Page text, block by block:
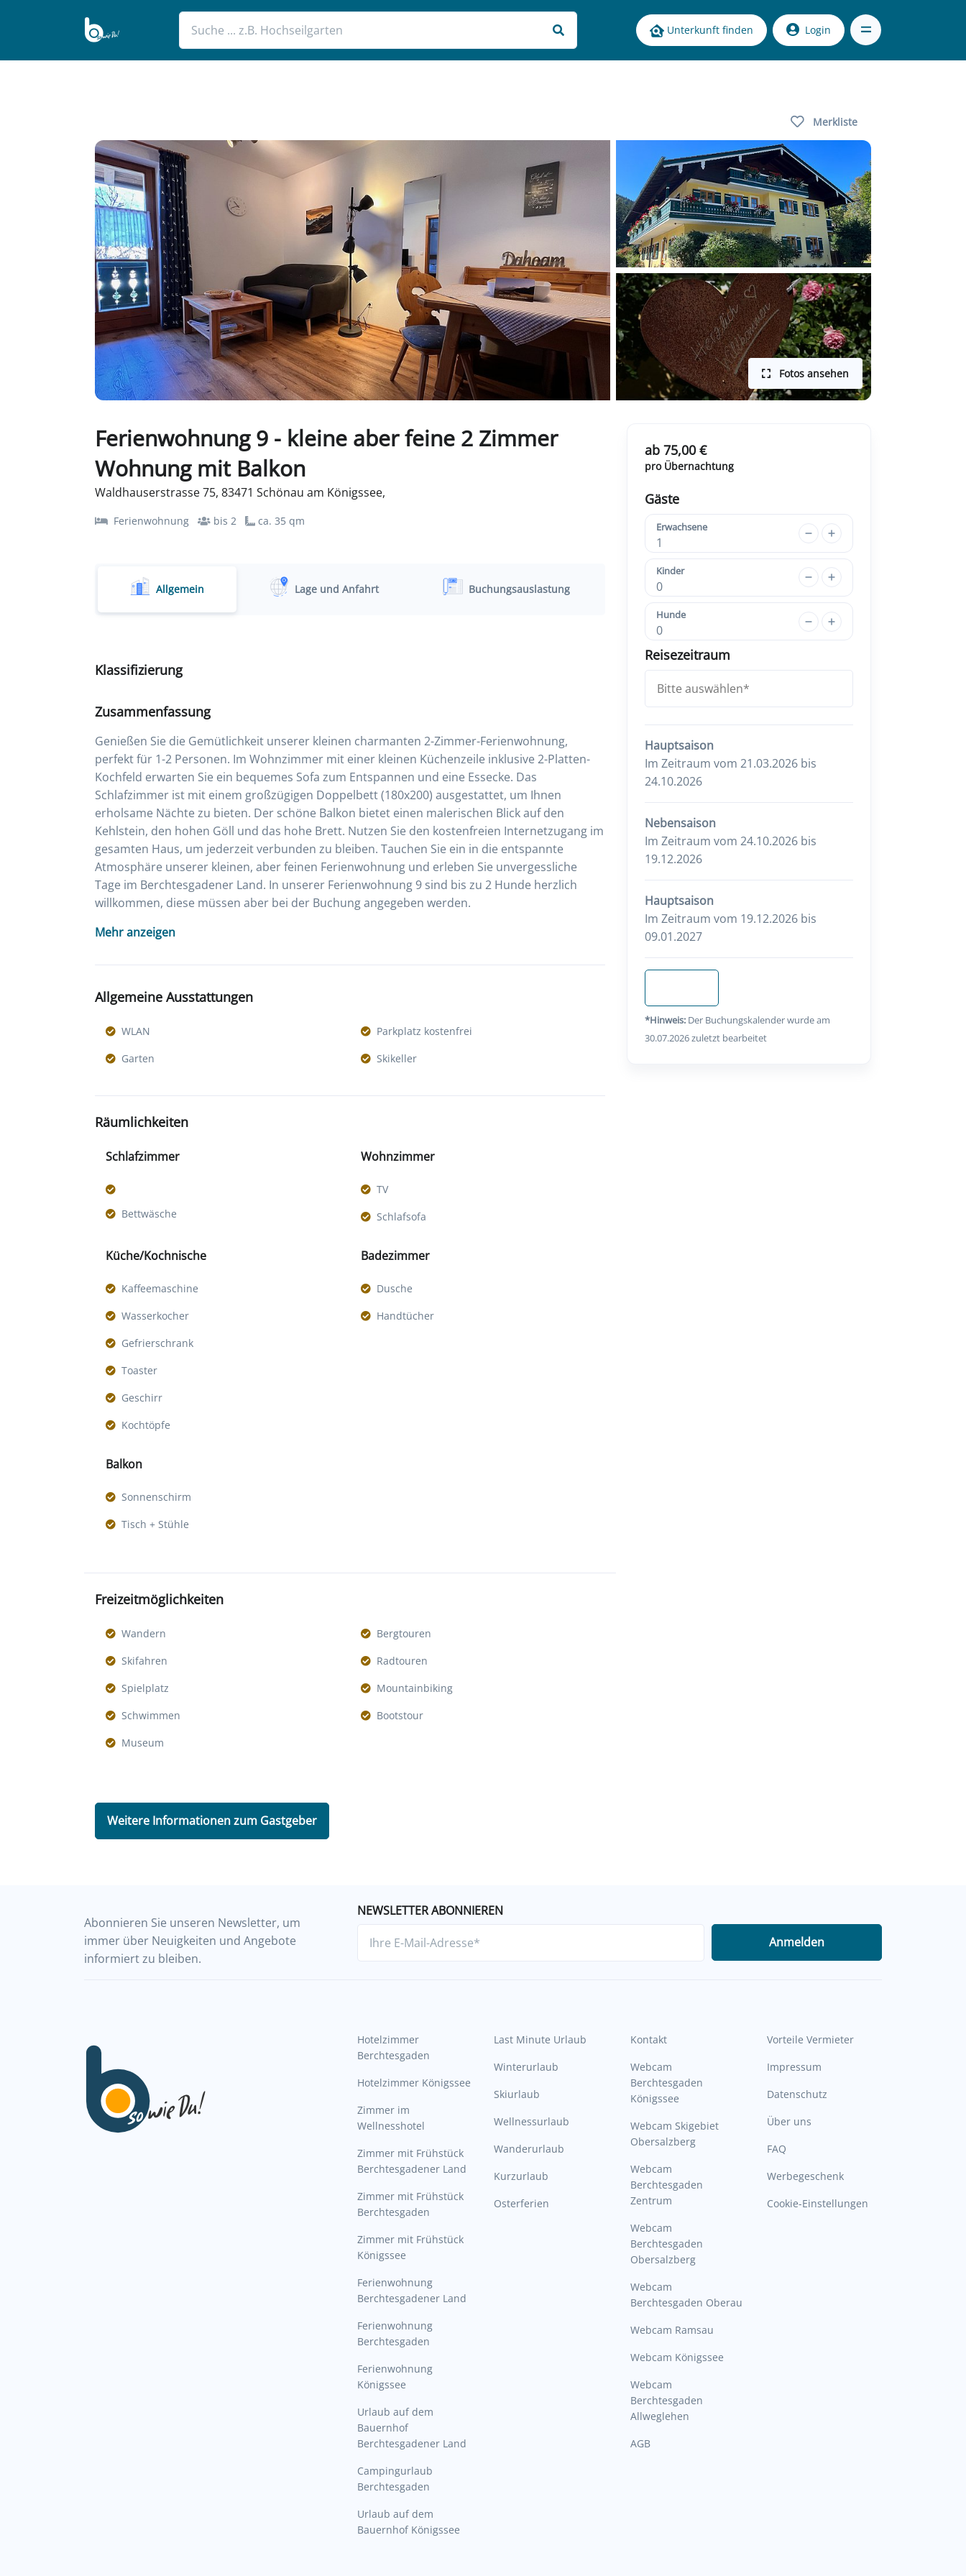
Unterkunft finden Login
Merkliste
Fotos ansehen
Ferienwohnung 9 - kleine aber feine 2 Zimmer
Wohnung mit Balkon
Waldhauserstrasse 75, 83471 Schönau am Königssee,
Ferienwohnung bis 2 ca. 35 qm
Allgemein Lage und Anfahrt Buchungsauslastung
Klassifizierung
Zusammenfassung
Genießen Sie die Gemütlichkeit unserer kleinen charmanten 2-Zimmer-Ferienwohnung,
perfekt für 1-2 Personen. Im Wohnzimmer mit einer kleinen Küchenzeile inklusive 2-Platten-
Kochfeld erwarten Sie ein bequemes Sofa zum Entspannen und eine Essecke. Das
Schlafzimmer ist mit einem großzügigen Doppelbett (180x200) ausgestattet, um Ihnen
erholsame Nächte zu bieten. Der schöne Balkon bietet einen malerischen Blick auf den
Kehlstein, den hohen Göll und das hohe Brett. Nutzen Sie den kostenfreien Internetzugang im
gesamten Haus, um jederzeit verbunden zu bleiben. Tauchen Sie ein in die entspannte
Atmosphäre unserer kleinen, aber feinen Ferienwohnung und erleben Sie unvergessliche
Tage im Berchtesgadener Land. In unserer Ferienwohnung 9 sind bis zu 2 Hunde herzlich
willkommen, diese müssen aber bei der Buchung angegeben werden.
Mehr anzeigen
Allgemeine Ausstattungen
WLAN
Parkplatz kostenfrei
Garten
Skikeller
Räumlichkeiten
Schlafzimmer
Bettwäsche
Wohnzimmer
TV
Schlafsofa
Küche/Kochnische
Kaffeemaschine
Wasserkocher
Gefrierschrank
Toaster
Geschirr
Kochtöpfe
Badezimmer
Dusche
Handtücher
Balkon
Sonnenschirm
Tisch + Stühle
Freizeitmöglichkeiten
Wandern
Bergtouren
Skifahren
Radtouren
Spielplatz
Mountainbiking
Schwimmen
Bootstour
Museum
ab 75,00 €
pro Übernachtung
Gäste
Erwachsene
1
Kinder
0
Hunde
0
Reisezeitraum
Hauptsaison
Im Zeitraum vom 21.03.2026 bis
24.10.2026
Nebensaison
Im Zeitraum vom 24.10.2026 bis
19.12.2026
Hauptsaison
Im Zeitraum vom 19.12.2026 bis
09.01.2027
*Hinweis: Der Buchungskalender wurde am
30.07.2026 zuletzt bearbeitet
Weitere Informationen zum Gastgeber
Abonnieren Sie unseren Newsletter, um
immer über Neuigkeiten und Angebote
informiert zu bleiben.
NEWSLETTER ABONNIEREN
Anmelden
Hotelzimmer
Berchtesgaden
Hotelzimmer Königssee
Zimmer im
Wellnesshotel
Zimmer mit Frühstück
Berchtesgadener Land
Zimmer mit Frühstück
Berchtesgaden
Zimmer mit Frühstück
Königssee
Ferienwohnung
Berchtesgadener Land
Ferienwohnung
Berchtesgaden
Ferienwohnung
Königssee
Urlaub auf dem
Bauernhof
Berchtesgadener Land
Campingurlaub
Berchtesgaden
Urlaub auf dem
Bauernhof Königssee
Last Minute Urlaub
Winterurlaub
Skiurlaub
Wellnessurlaub
Wanderurlaub
Kurzurlaub
Osterferien
Kontakt
Webcam
Berchtesgaden
Königssee
Webcam Skigebiet
Obersalzberg
Webcam
Berchtesgaden
Zentrum
Webcam
Berchtesgaden
Obersalzberg
Webcam
Berchtesgaden Oberau
Webcam Ramsau
Webcam Königssee
Webcam
Berchtesgaden
Allweglehen
AGB
Vorteile Vermieter
Impressum
Datenschutz
Über uns
FAQ
Werbegeschenk
Cookie-Einstellungen